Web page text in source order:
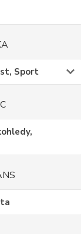
Sport